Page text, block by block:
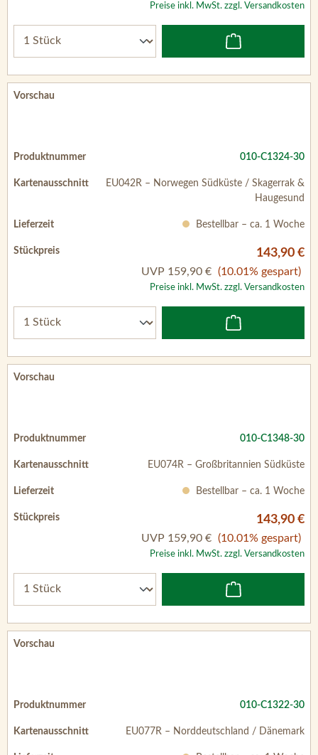
Preise inkl. MwSt. zzgl. Versandkosten
010-C1324-30
EU042R – Norwegen Südküste / Skagerrak &
Haugesund
Bestellbar – ca. 1 Woche
143,90 €
UVP 159,90 € (10.01% gespart)
Preise inkl. MwSt. zzgl. Versandkosten
010-C1348-30
EU074R – Großbritannien Südküste
Bestellbar – ca. 1 Woche
143,90 €
UVP 159,90 € (10.01% gespart)
Preise inkl. MwSt. zzgl. Versandkosten
010-C1322-30
EU077R – Norddeutschland / Dänemark